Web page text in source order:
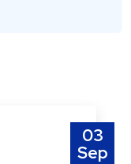
03
Sep